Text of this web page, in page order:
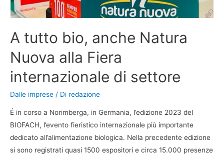
A tutto bio, anche Natura
Nuova alla Fiera
internazionale di settore
Dalle imprese / Di redazione
É in corso a Norimberga, in Germania, l’edizione 2023 del
BIOFACH, l’evento fieristico internazionale più importante
dedicato all’alimentazione biologica. Nella precedente edizione
si sono registrati quasi 1500 espositori e circa 15.000 presenze